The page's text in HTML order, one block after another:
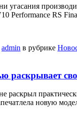
угасания
Performance RS
admin в рубрике
раскрывает
новую